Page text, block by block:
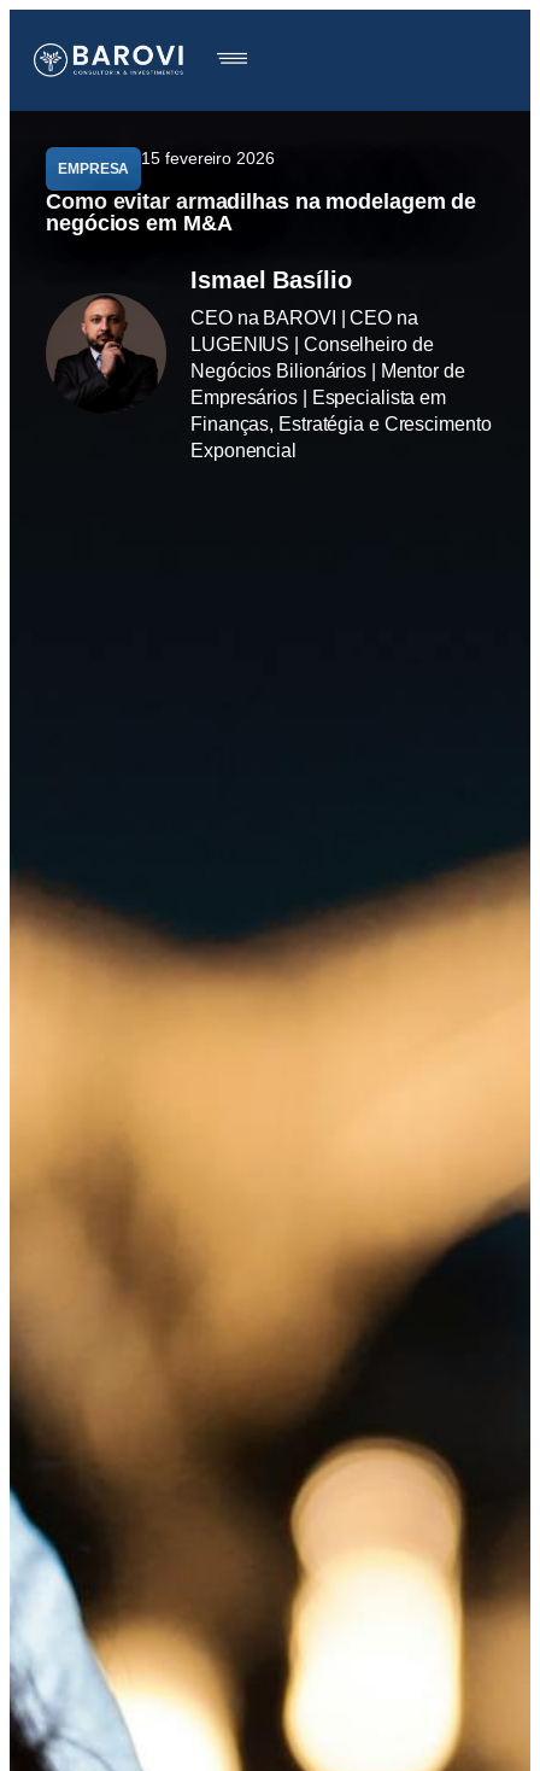
EMPRESA
15 fevereiro 2026
Como evitar armadilhas na modelagem de
negócios em M&A
Ismael Basílio
CEO na BAROVI | CEO na
LUGENIUS | Conselheiro de
Negócios Bilionários | Mentor de
Empresários | Especialista em
Finanças, Estratégia e Crescimento
Exponencial